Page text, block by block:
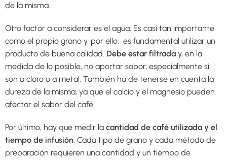
de la misma.
Otro factor a considerar es el agua. Es casi tan importante
como el propio grano y, por ello, es fundamental utilizar un
producto de buena calidad. Debe estar filtrada y, en la
medida de lo posible, no aportar sabor, especialmente si
son a cloro o a metal. También ha de tenerse en cuenta la
dureza de la misma, ya que el calcio y el magnesio pueden
afectar el sabor del café.
Por último, hay que medir la cantidad de café utilizada y el
tiempo de infusión. Cada tipo de grano y cada método de
preparación requieren una cantidad y un tiempo de